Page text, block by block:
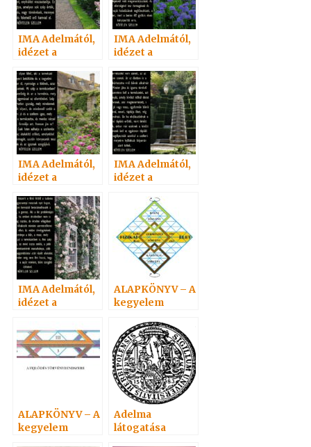
IMA Adelmától,
idézet a
Szellemtől 31.
IMA Adelmától,
idézet a
Szellemtől 25.
IMA Adelmától,
idézet a
Szellemtől 26.
IMA Adelmától,
idézet a
Szellemtől 27.
IMA Adelmától,
idézet a
Szellemtől 24.
ALAPKÖNYV – A
kegyelem
ALAPKÖNYV – A
kegyelem
Adelma
látogatása